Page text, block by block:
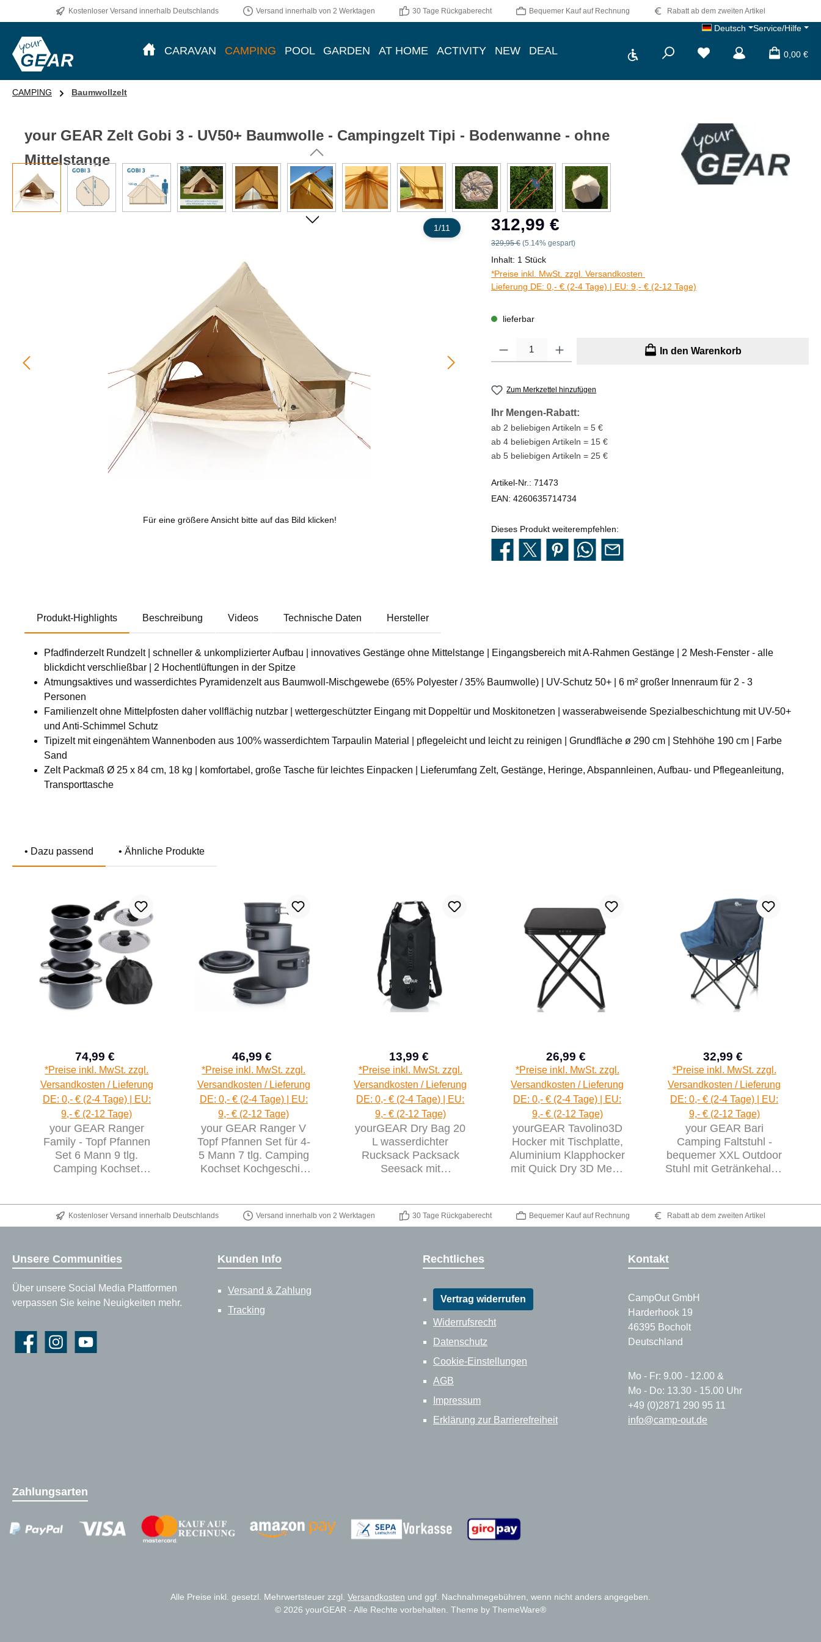
Kostenloser Versand innerhalb Deutschlands Versand innerhalb von 2 Werktagen 30 Tage Rückgaberecht Bequemer Kauf auf Rechnung Rabatt ab dem zweiten Artikel
Deutsch Service/Hilfe
CARAVAN CAMPING POOL GARDEN AT HOME ACTIVITY NEW DEAL Werkzeugleiste anzeigenDu hast 0 Produkte auf
0,00 €
CAMPING Baumwollzelt
your GEAR Zelt Gobi 3 - UV50+ Baumwolle - Campingzelt Tipi - Bodenwanne - ohne
Mittelstange
Für eine größere Ansicht bitte auf das Bild klicken!
1/11
Verkaufspreis:
312,99 €
Regulärer Preis:
329,95 € (5.14% gespart)
Inhalt: 1 Stück
*Preise inkl. MwSt. zzgl. Versandkosten
Lieferung DE: 0,- € (2-4 Tage) | EU: 9,- € (2-12 Tage)
lieferbar
Produkt Anzahl: Gib den gewünschten Wert ein oder benutze die Schaltflächen um
In den Warenkorb
Zum Merkzettel hinzufügen
Ihr Mengen-Rabatt:
ab 2 beliebigen Artikeln = 5 €
ab 4 beliebigen Artikeln = 15 €
ab 5 beliebigen Artikeln = 25 €
Artikel-Nr.: 71473
EAN: 4260635714734
Dieses Produkt weiterempfehlen:
Produkt-Highlights Beschreibung Videos Technische Daten Hersteller
Pfadfinderzelt Rundzelt | schneller & unkomplizierter Aufbau | innovatives Gestänge ohne Mittelstange | Eingangsbereich mit A-Rahmen Gestänge | 2 Mesh-Fenster - alle
blickdicht verschließbar | 2 Hochentlüftungen in der Spitze
Atmungsaktives und wasserdichtes Pyramidenzelt aus Baumwoll-Mischgewebe (65% Polyester / 35% Baumwolle) | UV-Schutz 50+ | 6 m² großer Innenraum für 2 - 3
Personen
Familienzelt ohne Mittelpfosten daher vollflächig nutzbar | wettergeschützter Eingang mit Doppeltür und Moskitonetzen | wasserabweisende Spezialbeschichtung mit UV-50+
und Anti-Schimmel Schutz
Tipizelt mit eingenähtem Wannenboden aus 100% wasserdichtem Tarpaulin Material | pflegeleicht und leicht zu reinigen | Grundfläche ø 290 cm | Stehhöhe 190 cm | Farbe
Sand
Zelt Packmaß Ø 25 x 84 cm, 18 kg | komfortabel, große Tasche für leichtes Einpacken | Lieferumfang Zelt, Gestänge, Heringe, Abspannleinen, Aufbau- und Pflegeanleitung,
Transporttasche
• Dazu passend • Ähnliche Produkte
Verkaufspreis:
74,99 €
Regulärer Preis:
*Preise inkl. MwSt. zzgl.
Versandkosten / Lieferung
DE: 0,- € (2-4 Tage) | EU:
9,- € (2-12 Tage)
your GEAR Ranger
Family - Topf Pfannen
Set 6 Mann 9 tlg.
Camping Kochset
Verkaufspreis:
46,99 €
Regulärer Preis:
*Preise inkl. MwSt. zzgl.
Versandkosten / Lieferung
DE: 0,- € (2-4 Tage) | EU:
9,- € (2-12 Tage)
your GEAR Ranger V
Topf Pfannen Set für 4-
5 Mann 7 tlg. Camping
Kochset Kochgeschirr
Verkaufspreis:
13,99 €
Regulärer Preis:
*Preise inkl. MwSt. zzgl.
Versandkosten / Lieferung
DE: 0,- € (2-4 Tage) | EU:
9,- € (2-12 Tage)
yourGEAR Dry Bag 20
L wasserdichter
Rucksack Packsack
Seesack mit
Verkaufspreis:
26,99 €
Regulärer Preis:
*Preise inkl. MwSt. zzgl.
Versandkosten / Lieferung
DE: 0,- € (2-4 Tage) | EU:
9,- € (2-12 Tage)
yourGEAR Tavolino3D
Hocker mit Tischplatte,
Aluminium Klapphocker
mit Quick Dry 3D Mesh
Verkaufspreis:
32,99 €
Regulärer Preis:
*Preise inkl. MwSt. zzgl.
Versandkosten / Lieferung
DE: 0,- € (2-4 Tage) | EU:
9,- € (2-12 Tage)
your GEAR Bari
Camping Faltstuhl -
bequemer XXL Outdoor
Stuhl mit Getränkehalter
Kostenloser Versand innerhalb Deutschlands Versand innerhalb von 2 Werktagen 30 Tage Rückgaberecht Bequemer Kauf auf Rechnung Rabatt ab dem zweiten Artikel
Kunden Info
Versand & Zahlung
Tracking
Rechtliches
Vertrag widerrufen
Widerrufsrecht
Datenschutz
Cookie-Einstellungen
AGB
Impressum
Erklärung zur Barrierefreiheit
Kontakt
CampOut GmbH
Harderhook 19
46395 Bocholt
Deutschland
Mo - Fr: 9.00 - 12.00 &
Mo - Do: 13.30 - 15.00 Uhr
+49 (0)2871 290 95 11
info@camp-out.de
Unsere Communities
Über unsere Social Media Plattformen
verpassen Sie keine Neuigkeiten mehr.
FacebookInstagramYouTube
Zahlungsarten
Zahlungsanbieter Zahlungsanbieter Zahlungsanbieter
Alle Preise inkl. gesetzl. Mehrwertsteuer zzgl. Versandkosten und ggf. Nachnahmegebühren, wenn nicht anders angegeben.
© 2026 yourGEAR - Alle Rechte vorbehalten. Theme by ThemeWare®